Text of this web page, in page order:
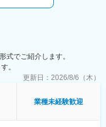
式でご紹介します。
。
更新日： 2026/8/6（木）
業種未経験歓迎